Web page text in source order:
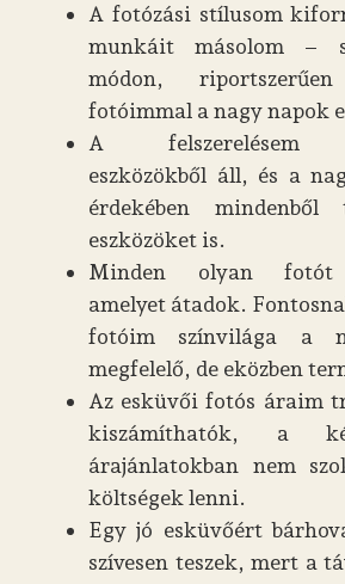
A fotózási stílusom
munkáit másolom –
módon,
fotóimmal a nagy napok
A felszerelésem
eszközökből áll, és a
érdekében
eszközöket is.
Minden olyan fotót
amelyet átadok.
fotóim színvilága a
megfelelő, de eközben
Az esküvői fotós áraim
kiszámíthatók, a
árajánlatokban nem
költségek lenni.
Egy jó esküvőért
szívesen teszek, mert a